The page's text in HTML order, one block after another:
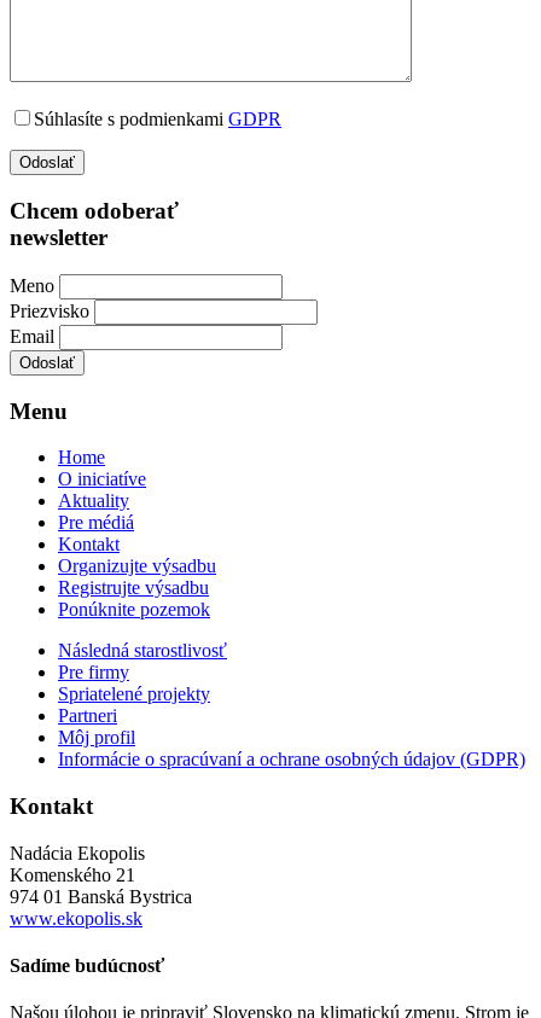
Súhlasíte s podmienkami GDPR
Chcem odoberať
newsletter
Meno
Priezvisko
Email
Menu
Home
O iniciatíve
Aktuality
Pre médiá
Kontakt
Organizujte výsadbu
Registrujte výsadbu
Ponúknite pozemok
Následná starostlivosť
Pre firmy
Spriatelené projekty
Partneri
Môj profil
Informácie o spracúvaní a ochrane osobných údajov (GDPR)
Kontakt
Nadácia Ekopolis
Komenského 21
974 01 Banská Bystrica
www.ekopolis.sk
Sadíme budúcnosť
Našou úlohou je pripraviť Slovensko na klimatickú zmenu. Strom je